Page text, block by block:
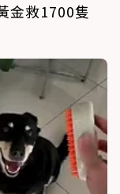
金救1700隻